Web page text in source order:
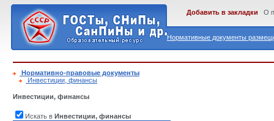
Нормативные документы
Добавить в закладки О
Нормативно-правовые документы
Инвестиции, финансы
Инвестиции, финансы
Искать в Инвестиции, финансы